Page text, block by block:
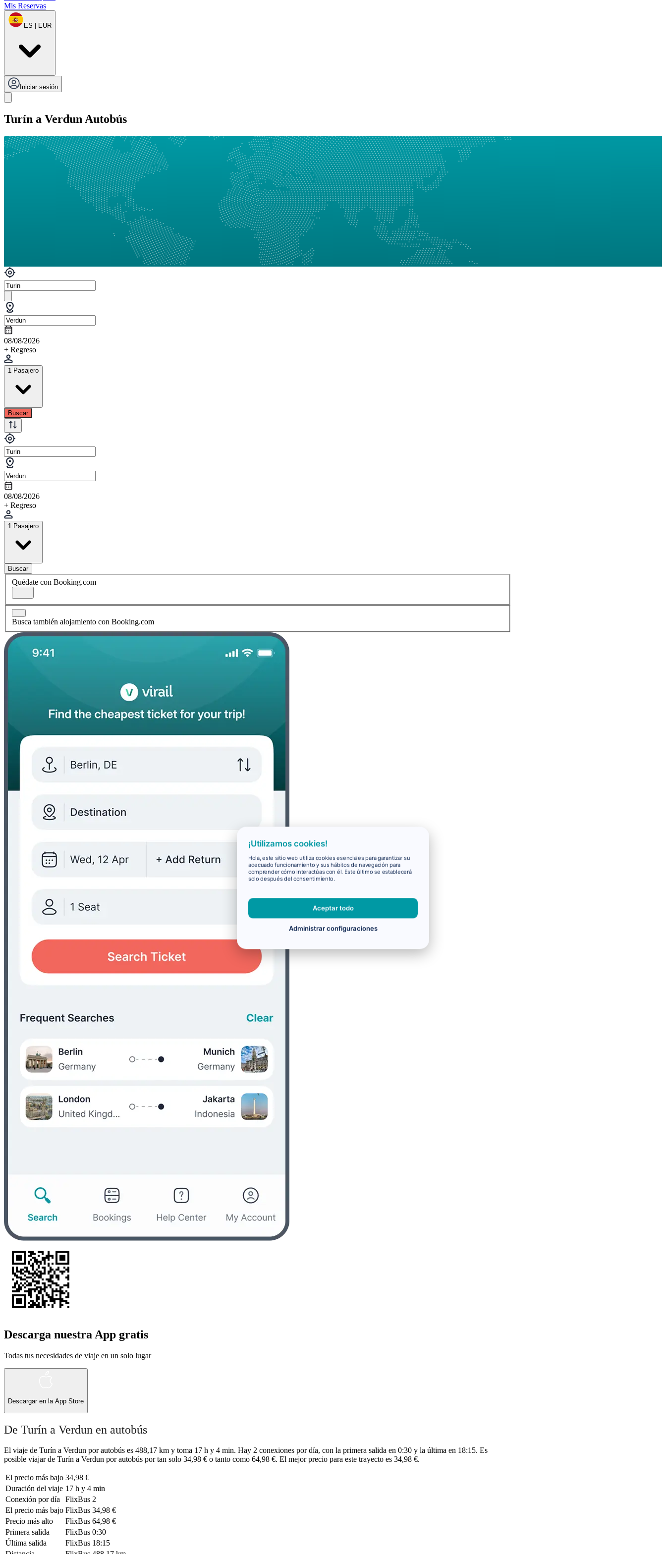
Mis Reservas
ES | EUR
Iniciar sesión
Turín a Verdun Autobús
08/08/2026
+ Regreso
1 Pasajero
Buscar
08/08/2026
+ Regreso
1 Pasajero
Buscar
Quédate con Booking.com
Busca también alojamiento con Booking.com
Descarga nuestra App gratis
Todas tus necesidades de viaje en un solo lugar
Descargar en la App Store
De Turín a Verdun en autobús
El viaje de Turín a Verdun por autobús es 488,17 km y toma 17 h y 4 min. Hay 2 conexiones por día, con la primera salida en 0:30 y la última en 18:15. Es
posible viajar de Turín a Verdun por autobús por tan solo 34,98 € o tanto como 64,98 €. El mejor precio para este trayecto es 34,98 €.
El precio más bajo 34,98 €
Duración del viaje 17 h y 4 min
Conexión por día
FlixBus 2
El precio más bajo FlixBus 34,98 €
Precio más alto
FlixBus 64,98 €
Primera salida
FlixBus 0:30
Última salida
FlixBus 18:15
¡Utilizamos cookies!
Hola, este sitio web utiliza cookies esenciales para garantizar su
adecuado funcionamiento y sus hábitos de navegación para
comprender cómo interactúas con él. Este último se establecerá
solo después del consentimiento.
Aceptar todo
Administrar configuraciones